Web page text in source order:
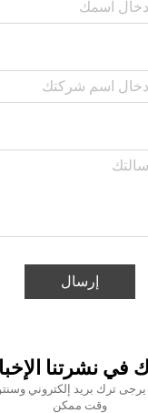
إرسال
في نشرتنا
يرجى ترك بريد إلكتروني
وقت ممكن